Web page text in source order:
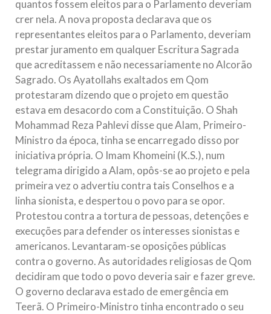
quantos fossem eleitos para o Parlamento deveriam
crer nela. A nova proposta declarava que os
representantes eleitos para o Parlamento, deveriam
prestar juramento em qualquer Escritura Sagrada
que acreditassem e não necessariamente no Alcorão
Sagrado. Os Ayatollahs exaltados em Qom
protestaram dizendo que o projeto em questão
estava em desacordo com a Constituição. O Shah
Mohammad Reza Pahlevi disse que Alam, Primeiro-
Ministro da época, tinha se encarregado disso por
iniciativa própria. O Imam Khomeini (K.S.), num
telegrama dirigido a Alam, opôs-se ao projeto e pela
primeira vez o advertiu contra tais Conselhos e a
linha sionista, e despertou o povo para se opor.
Protestou contra a tortura de pessoas, detenções e
execuções para defender os interesses sionistas e
americanos. Levantaram-se oposições públicas
contra o governo. As autoridades religiosas de Qom
decidiram que todo o povo deveria sair e fazer greve.
O governo declarava estado de emergência em
Teerã. O Primeiro-Ministro tinha encontrado o seu